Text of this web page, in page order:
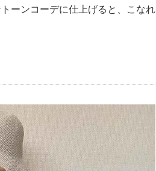
ーンコーデに仕上げると、こなれ